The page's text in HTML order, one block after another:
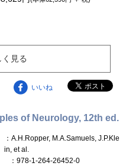
く見る
いいね
of Neurology, 12th ed.
：A.H.Ropper, M.A.Samuels, J.P.Kle
in, et al.
：978-1-264-26452-0